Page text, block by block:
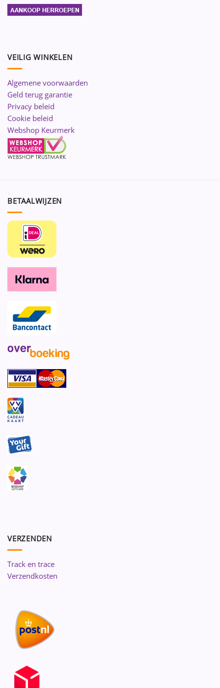
VEILIG WINKELEN
Algemene voorwaarden
Geld terug garantie
Privacy beleid
Cookie beleid
Webshop Keurmerk
BETAALWIJZEN
VERZENDEN
Track en trace
Verzendkosten